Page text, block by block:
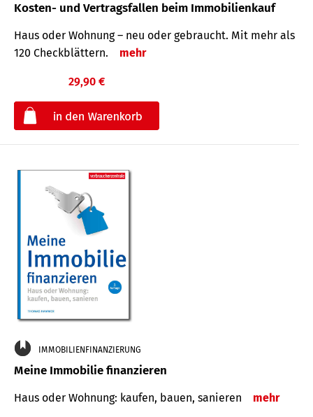
Kosten- und Vertragsfallen beim Immobilienkauf
Haus oder Wohnung – neu oder gebraucht. Mit mehr als
120 Check­blättern.
mehr
29,90 €
IMMOBILIENFINANZIERUNG
Meine Immobilie finanzieren
Haus oder Wohnung: kaufen, bauen, sanieren mehr